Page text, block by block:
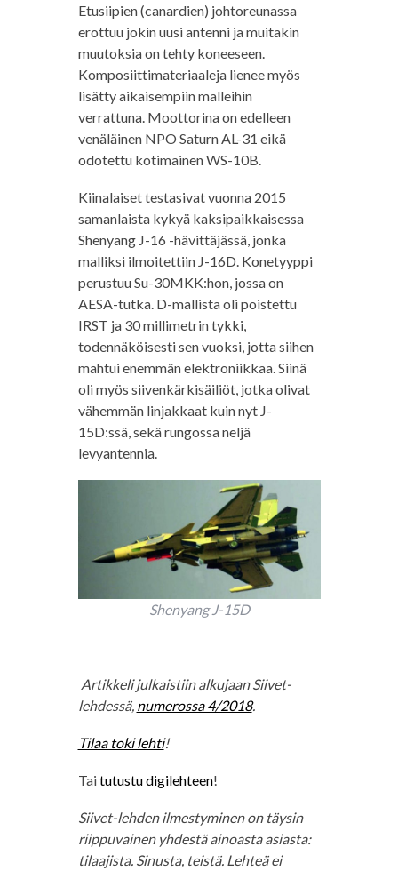
Etusiipien (canardien) johtoreunassa
erottuu jokin uusi antenni ja muitakin
muutoksia on tehty koneeseen.
Komposiittimateriaaleja lienee myös
lisätty aikaisempiin malleihin
verrattuna. Moottorina on edelleen
venäläinen NPO Saturn AL-31 eikä
odotettu kotimainen WS-10B.
Kiinalaiset testasivat vuonna 2015
samanlaista kykyä kaksipaikkaisessa
Shenyang J-16 -hävittäjässä, jonka
malliksi ilmoitettiin J-16D. Konetyyppi
perustuu Su-30MKK:hon, jossa on
AESA-tutka. D-mallista oli poistettu
IRST ja 30 millimetrin tykki,
todennäköisesti sen vuoksi, jotta siihen
mahtui enemmän elektroniikkaa. Siinä
oli myös siivenkärkisäiliöt, jotka olivat
vähemmän linjakkaat kuin nyt J-
15D:ssä, sekä rungossa neljä
levyantennia.
Shenyang J-15D
Artikkeli julkaistiin alkujaan Siivet-
lehdessä, numerossa 4/2018.
Tilaa toki lehti!
Taitutustu digilehteen!
Siivet-lehden ilmestyminen on täysin
riippuvainen yhdestä ainoasta asiasta:
tilaajista. Sinusta, teistä. Lehteä ei